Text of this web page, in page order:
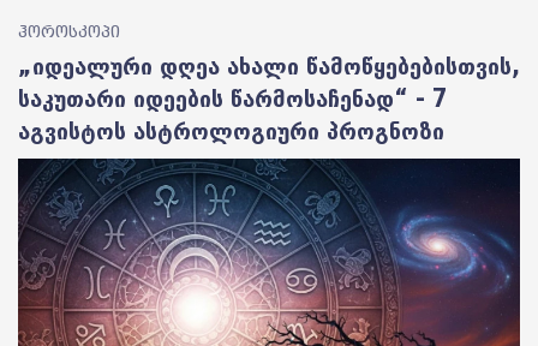
ჰოროსკოპი
„იდეალური დღეა ახალი წამოწყებებისთვის,
საკუთარი იდეების წარმოსაჩენად“ - 7
აგვისტოს ასტროლოგიური პროგნოზი